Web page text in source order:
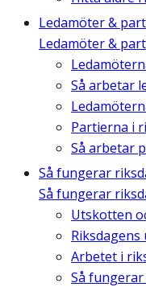
Ledamöter &
Ledamöter &
Så arbetar
Partierna i
Så arbetar
Så fungerar
Så fungerar
Utskotten
Arbetet i
Så fungerar